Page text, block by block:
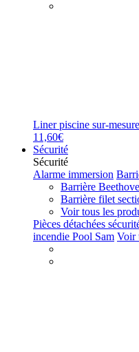
Liner piscine sur-mesure
11,60€
Sécurité
Sécurité
Alarme immersion
Barrière
Barrière filet
Voir tous les
Pièces détachées
incendie Pool Sam Voir